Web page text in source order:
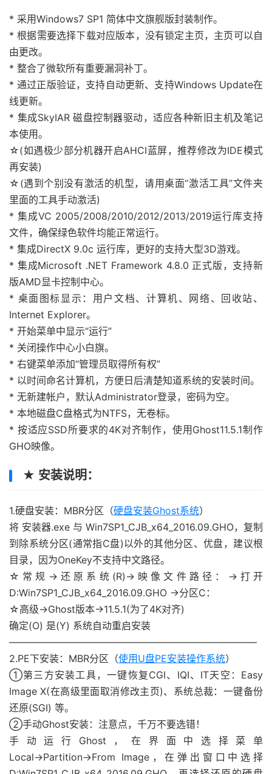
* 采用Windows7 SP1 简体中文旗舰版封装制作。
* 根据需要选择下载对应版本，没有锁定主页，主页可以自
由更改。
* 整合了微软所有重要漏洞补丁。
* 通过正版验证，支持自动更新、支持Windows Update在
线更新。
* 集成SkyIAR 磁盘控制器驱动，适应各种新旧主机及笔记
本使用。
☆(如遇极少部分机器开启AHCI蓝屏，推荐修改为IDE模式
再安装)
☆(遇到个别没有激活的机型，请用桌面“激活工具”文件夹
里面的工具手动激活)
* 集成VC 2005/2008/2010/2012/2013/2019运行库支持
文件，确保绿色软件均能正常运行。
* 集成DirectX 9.0c 运行库，更好的支持大型3D游戏。
* 集成Microsoft .NET Framework 4.8.0 正式版，支持新
版AMD显卡控制中心。
* 桌面图标显示：用户文档、计算机、网络、回收站、
Internet Explorer。
* 开始菜单中显示“运行”
* 关闭操作中心小白旗。
* 右键菜单添加“管理员取得所有权”
* 以时间命名计算机，方便日后清楚知道系统的安装时间。
* 无新建帐户，默认Administrator登录，密码为空。
* 本地磁盘C盘格式为NTFS，无卷标。
* 按适应SSD所要求的4K对齐制作，使用Ghost11.5.1制作
GHO映像。
★ 安装说明：
1.硬盘安装：MBR分区（硬盘安装Ghost系统）
将 安装器.exe 与 Win7SP1_CJB_x64_2016.09.GHO，复制
到除系统分区(通常指C盘)以外的其他分区、优盘，建议根
目录，因为OneKey不支持中文路径。
☆常规→还原系统(R)→映像文件路径：→打开
D:Win7SP1_CJB_x64_2016.09.GHO →分区C：
☆高级→Ghost版本→11.5.1(为了4K对齐)
确定(O) 是(Y) 系统自动重启安装
—————————————————————————–
2.PE下安装：MBR分区（使用U盘PE安装操作系统）
①第三方安装工具，一键恢复CGI、IQI、IT天空：Easy
Image X(在高级里面取消修改主页)、系统总裁：一键备份
还原(SGI) 等。
②手动Ghost安装：注意点，千万不要选错！
手动运行Ghost，在界面中选择菜单
Local→Partition→From Image，在弹出窗口中选择